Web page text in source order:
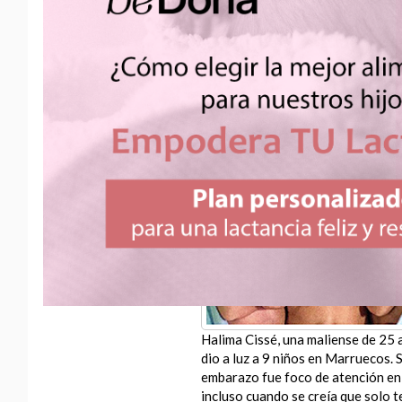
Actualidad
NONILLIZOS POR
SORPRESA: RÉCORDS
RIESGOS DE LA
MÚLTIPLE
Halima Cissé, una maliense de 25
dio a luz a 9 niños en Marruecos.
embarazo fue foco de atención
incluso cuando se creía que solo